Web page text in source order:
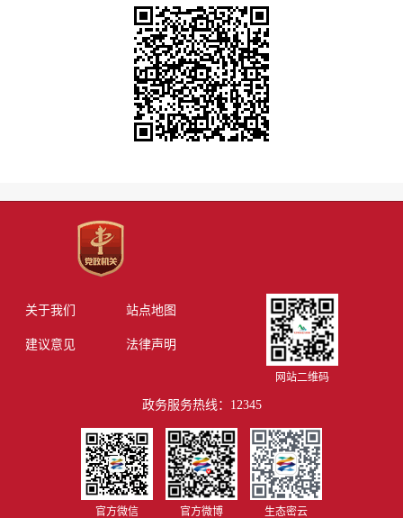
关于我们 站点地图
建议意见 法律声明
网站二维码
政务服务热线：12345
官方微信 官方微博 生态密云